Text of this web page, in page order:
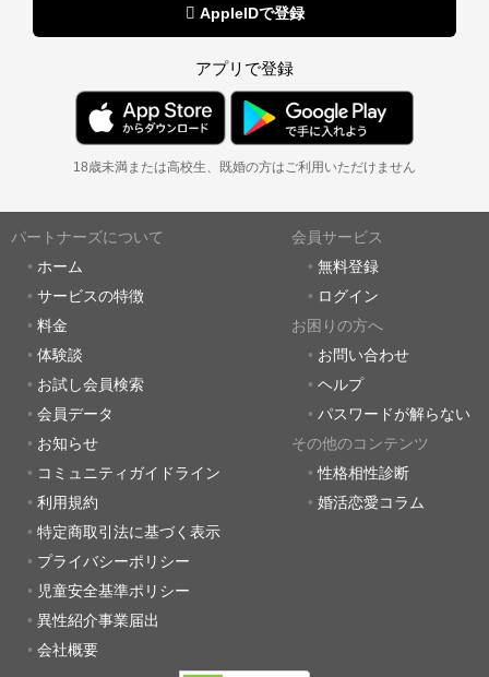
 AppleIDで登録
アプリで登録
18歳未満または高校生、既婚の方はご利用いただけません
パートナーズについて
ホーム
サービスの特徴
料金
体験談
お試し会員検索
会員データ
お知らせ
コミュニティガイドライン
利用規約
特定商取引法に基づく表示
プライバシーポリシー
児童安全基準ポリシー
異性紹介事業届出
会社概要
会員サービス
無料登録
ログイン
お困りの方へ
お問い合わせ
ヘルプ
パスワードが解らない
その他のコンテンツ
性格相性診断
婚活恋愛コラム